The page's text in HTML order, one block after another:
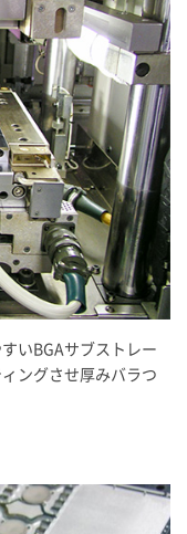
いBGAサブストレー
ングさせ厚みバラつ